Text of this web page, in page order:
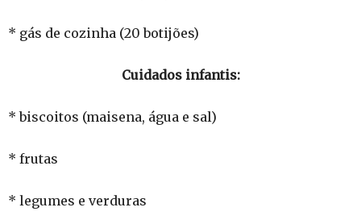
* gás de cozinha (20 botijões)
Cuidados infantis:
* biscoitos (maisena, água e sal)
* frutas
* legumes e verduras